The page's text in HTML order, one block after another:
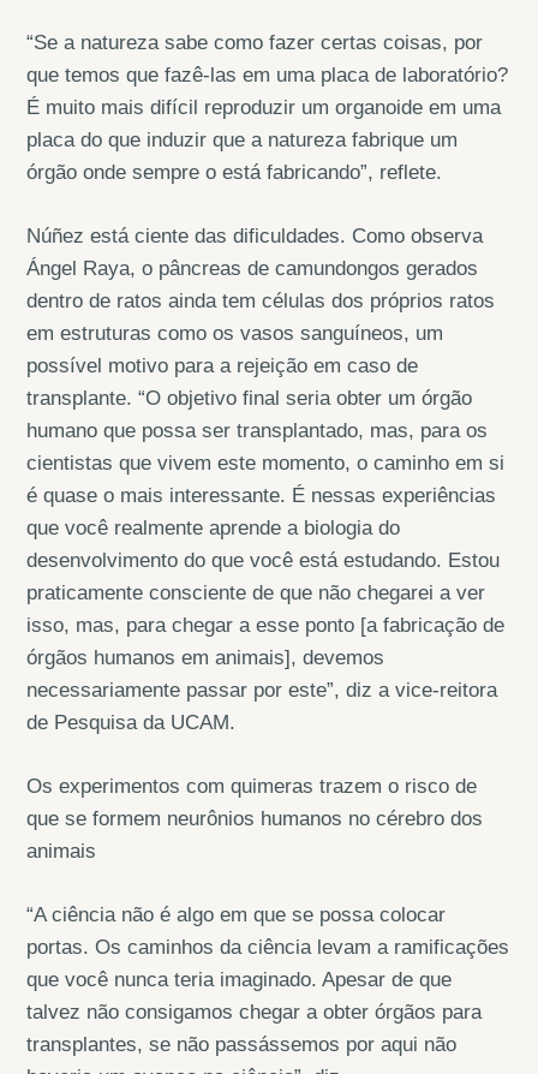
“Se a natureza sabe como fazer certas coisas, por
que temos que fazê-las em uma placa de laboratório?
É muito mais difícil reproduzir um organoide em uma
placa do que induzir que a natureza fabrique um
órgão onde sempre o está fabricando”, reflete.
Núñez está ciente das dificuldades. Como observa
Ángel Raya, o pâncreas de camundongos gerados
dentro de ratos ainda tem células dos próprios ratos
em estruturas como os vasos sanguíneos, um
possível motivo para a rejeição em caso de
transplante. “O objetivo final seria obter um órgão
humano que possa ser transplantado, mas, para os
cientistas que vivem este momento, o caminho em si
é quase o mais interessante. É nessas experiências
que você realmente aprende a biologia do
desenvolvimento do que você está estudando. Estou
praticamente consciente de que não chegarei a ver
isso, mas, para chegar a esse ponto [a fabricação de
órgãos humanos em animais], devemos
necessariamente passar por este”, diz a vice-reitora
de Pesquisa da UCAM.
Os experimentos com quimeras trazem o risco de
que se formem neurônios humanos no cérebro dos
animais
“A ciência não é algo em que se possa colocar
portas. Os caminhos da ciência levam a ramificações
que você nunca teria imaginado. Apesar de que
talvez não consigamos chegar a obter órgãos para
transplantes, se não passássemos por aqui não